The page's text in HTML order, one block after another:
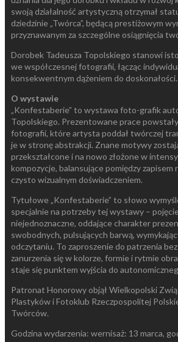
swoją działalność artystyczną otrzymał
dziedzinie „Twórca”, będącą prestiżowym
przyznawanym za szczególne osiągnięcia
Dorobek Tadeusza Topolskiego stanowi
we współczesnej fotografii, łącząc
konsekwentnym dążeniem do doskonałości.
O wystawie
„Konfestaberie” to wystawa foto-grafik
Topolskiego. Prezentowane prace
fotografii, które artysta poddał twórczej
je w stronę abstrakcji. Znane motywy
przekształcone i na nowo złożone w
kompozycje, balansujące pomiędzy zapisem
czysto wizualnym doświadczeniem.
Tytułowe „Konfestaberie” to słowo
specjalnie na potrzeby tej wystawy –
niejednoznaczne, oddające charakter
swobodnych, pulsujących barwą,
odczytaniu. To zaproszenie do patrzenia
zanurzenia się w kolorze, formie i rytmie
staje się punktem wyjścia do
Patronat Honorowy objął Wielkopolski
Plastyków i Fotoklub Rzeczpospolitej
Twórców.
Godzina wydarzenia: wernisaż: 13 marca,